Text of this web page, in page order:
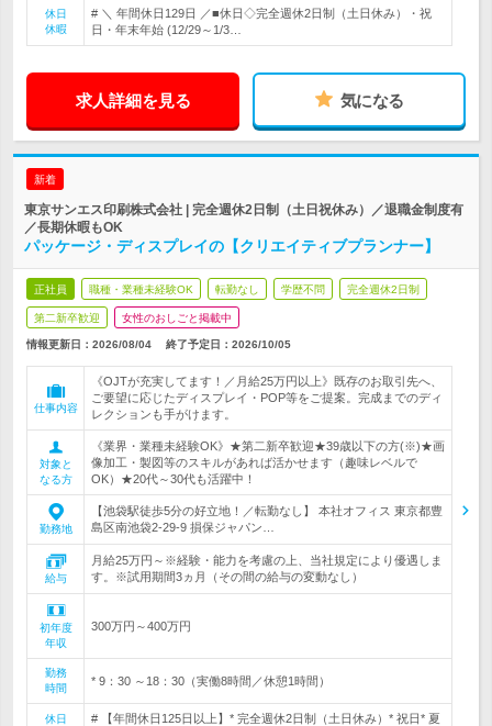
休日
休暇
# ＼ 年間休日129日 ／■休日◇完全週休2日制（土日休み）・祝
日・年末年始 (12/29～1/3…
求人詳細を見る 気になる
新着
東京サンエス印刷株式会社 | 完全週休2日制（土日祝休み）／退職金制度有
／長期休暇もOK
パッケージ・ディスプレイの【クリエイティブプランナー】
正社員 職種・業種未経験OK 転勤なし 学歴不問 完全週休2日制
第二新卒歓迎 女性のおしごと掲載中
情報更新日：2026/08/04 終了予定日： 2026/10/05
仕事内容
《OJTが充実してます！／月給25万円以上》既存のお取引先へ、
ご要望に応じたディスプレイ・POP等をご提案。完成までのディ
レクションも手がけます。
対象と
なる方
《業界・業種未経験OK》★第二新卒歓迎★39歳以下の方(※)★画
像加工・製図等のスキルがあれば活かせます（趣味レベルで
OK）★20代～30代も活躍中！
勤務地
【池袋駅徒歩5分の好立地！／転勤なし】 本社オフィス 東京都豊
島区南池袋2-29-9 損保ジャパン…
給与
月給25万円～※経験・能力を考慮の上、当社規定により優遇しま
す。※試用期間3ヵ月（その間の給与の変動なし）
初年度
年収
300万円～400万円
勤務
時間
* 9：30 ～18：30（実働8時間／休憩1時間）
休日
# 【年間休日125日以上】* 完全週休2日制（土日休み）* 祝日* 夏